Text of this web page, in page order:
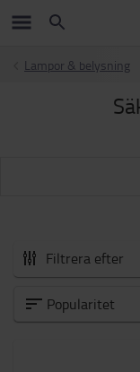
Lampor & belysning
Filtrera efter
Alla tillbehör
Popularitet